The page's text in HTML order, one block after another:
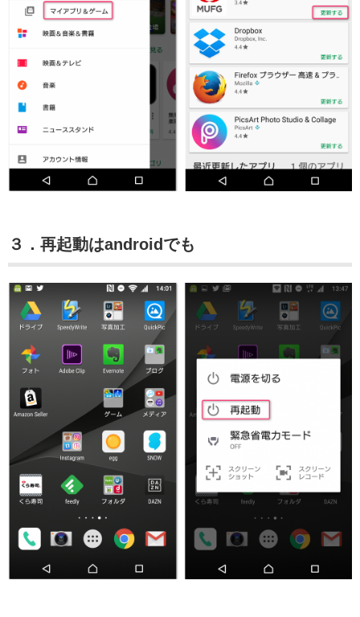
３．再起動はandroidでも